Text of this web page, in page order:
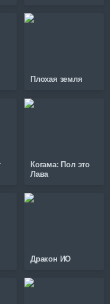
Плохая земля
Когама: Пол это
Лава
Дракон ИО